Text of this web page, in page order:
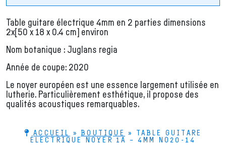
Table guitare électrique 4mm en 2 parties dimensions
2x[50 x 18 x 0.4 cm] environ
Nom botanique : Juglans regia
Année de coupe: 2020
Le noyer européen est une essence largement utilisée en
lutherie. Particulièrement esthétique, il propose des
qualités acoustiques remarquables.
ACCUEIL »BOUTIQUE » TABLE GUITARE
ÉLECTRIQUE NOYER 1A – 4MM NO20-14